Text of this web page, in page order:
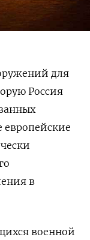
для
Россия
европейские
в
военной